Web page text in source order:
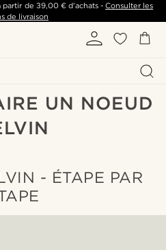
partir de 39,00 €d'achats -Consulter les
de livraison
UN NOEUD
- ÉTAPE PAR